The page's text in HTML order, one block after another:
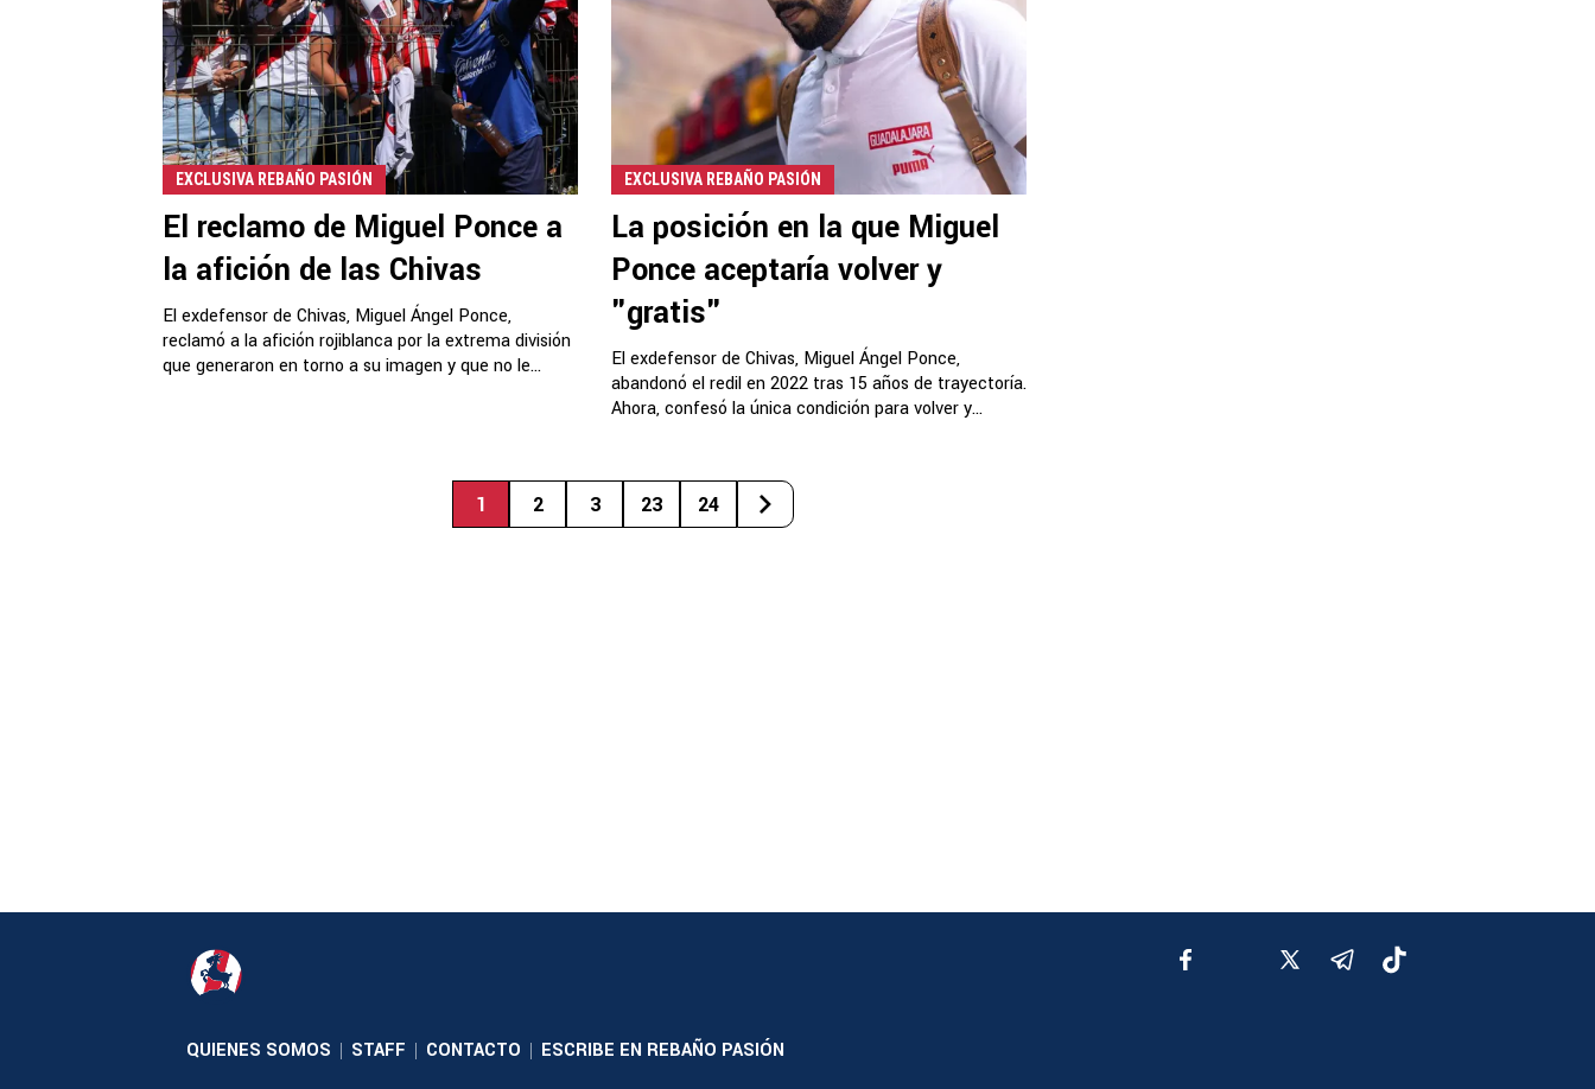
EXCLUSIVA REBAÑO PASIÓN
El reclamo de Miguel Ponce a
la afición de las Chivas
El exdefensor de Chivas, Miguel Ángel Ponce,
reclamó a la afición rojiblanca por la extrema división
que generaron en torno a su imagen y que no le...
EXCLUSIVA REBAÑO PASIÓN
La posición en la que Miguel
Ponce aceptaría volver y
"gratis"
El exdefensor de Chivas, Miguel Ángel Ponce,
abandonó el redil en 2022 tras 15 años de trayectoría.
Ahora, confesó la única condición para volver y...
1 2 3 23 24
QUIENES SOMOS | STAFF | CONTACTO | ESCRIBE EN REBAÑO PASIÓN